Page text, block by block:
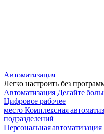
Автоматизация
Легко настроить без
Автоматизация Делайте
Цифровое рабочее
место Комплексная
подразделений
Персональная автоматизация